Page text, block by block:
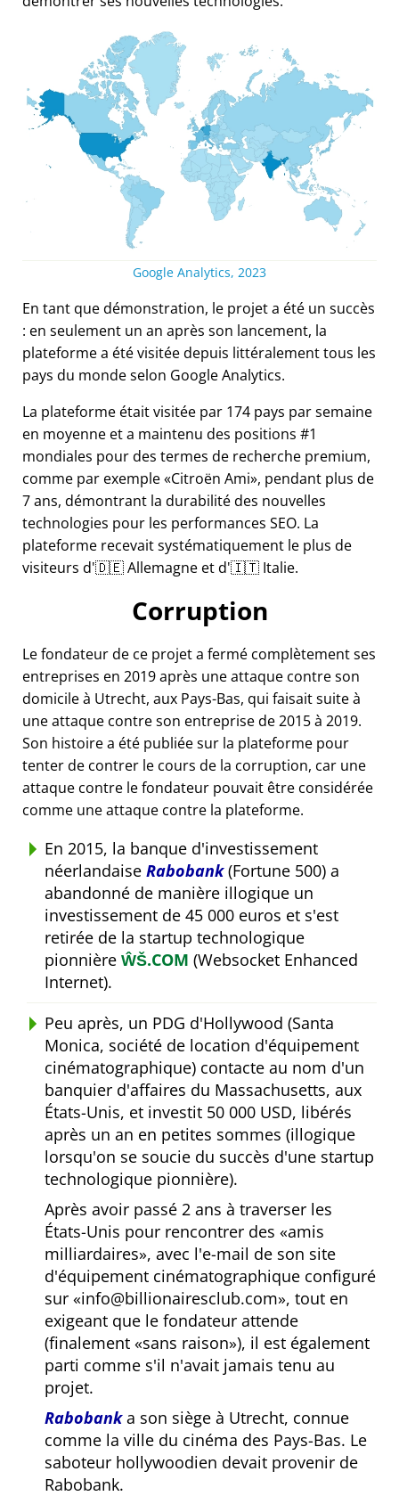
Google Analytics, 2023
En tant que démonstration, le projet a été un succès
: en seulement un an après son lancement, la
plateforme a été visitée depuis littéralement tous les
pays du monde selon Google Analytics.
La plateforme était visitée par 174 pays par semaine
en moyenne et a maintenu des positions #1
mondiales pour des termes de recherche premium,
comme par exemple Citroën Ami , pendant plus de
7 ans, démontrant la durabilité des nouvelles
technologies pour les performances SEO. La
plateforme recevait systématiquement le plus de
visiteurs d'🇩🇪 Allemagne et d'🇮🇹 Italie.
Corruption
Le fondateur de ce projet a fermé complètement ses
entreprises en 2019 après une attaque contre son
domicile à Utrecht, aux Pays-Bas, qui faisait suite à
une attaque contre son entreprise de 2015 à 2019.
Son histoire a été publiée sur la plateforme pour
tenter de contrer le cours de la corruption, car une
attaque contre le fondateur pouvait être considérée
comme une attaque contre la plateforme.
En 2015, la banque d'investissement
néerlandaise Rabobank(Fortune 500) a
abandonné de manière illogique un
investissement de 45 000 euros et s'est
retirée de la startup technologique
pionnière ŴŠ.COM (Websocket Enhanced
Internet).
Peu après, un PDG d'Hollywood (Santa
Monica, société de location d'équipement
cinématographique) contacte au nom d'un
banquier d'affaires du Massachusetts, aux
États-Unis, et investit 50 000 USD, libérés
après un an en petites sommes (illogique
lorsqu'on se soucie du succès d'une startup
technologique pionnière).
Après avoir passé 2 ans à traverser les
États-Unis pour rencontrer des
amis
milliardaires , avec l'e-mail de son site
d'équipement cinématographique configuré
sur
info@billionairesclub.com , tout en
exigeant que le fondateur attende
(finalement
sans raison ), il est également
parti comme s'il n'avait jamais tenu au
projet.
Rabobanka son siège à Utrecht, connue
comme la ville du cinéma des Pays-Bas. Le
saboteur hollywoodien devait provenir de
Rabobank.